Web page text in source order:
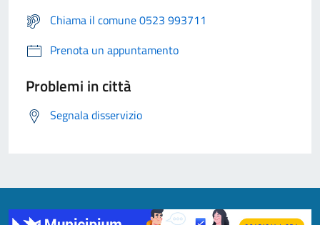
Chiama il comune 0523 993711
Prenota un appuntamento
Problemi in città
Segnala disservizio